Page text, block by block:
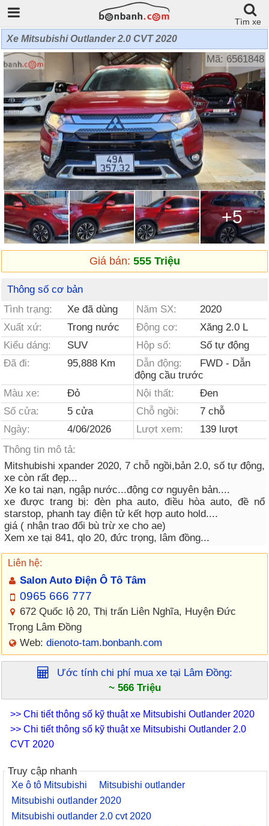
Tìm xe
Xe Mitsubishi Outlander 2.0 CVT 2020
Mã: 6561848
+5
Giá bán: 555 Triệu
Thông số cơ bản
Tình trạng:
Xe đã dùng Năm SX:
2020
Xuất xứ:
Trong nước Động cơ:
Xăng 2.0 L
Kiểu dáng:
SUV Hộp số:
Số tự động
Đã đi:
95,888 Km Dẫn động:
FWD - Dẫn
động cầu trước
Màu xe:
Đỏ Nội thất:
Đen
Số cửa:
5 cửa Chỗ ngồi:
7 chỗ
Ngày:
4/06/2026 Lượt xem:
139 lượt
Thông tin mô tả:
Mitshubishi xpander 2020, 7 chỗ ngồi,bản 2.0, số tự động,
xe còn rất đẹp...
Xe ko tai nạn, ngập nước...động cơ nguyên bản....
xe được trang bị: đèn pha auto, điều hòa auto, đề nổ
starstop, phanh tay điện tử kết hợp auto hold....
giá ( nhận trao đổi bù trừ xe cho ae)
Xem xe tại 841, qlo 20, đức trọng, lâm đồng...
Liên hệ:
Salon Auto Điện Ô Tô Tâm
0965 666 777
672 Quốc lộ 20, Thị trấn Liên Nghĩa, Huyện Đức
Trọng Lâm Đồng
Web: dienoto-tam.bonbanh.com
Ước tính chi phí mua xe tại Lâm Đồng:
~ 566 Triệu
>> Chi tiết thông số kỹ thuật xe Mitsubishi Outlander 2020
>> Chi tiết thông số kỹ thuật xe Mitsubishi Outlander 2.0
CVT 2020
Truy cập nhanh
Xe ô tô Mitsubishi
Mitsubishi outlander
Mitsubishi outlander 2020
Mitsubishi outlander 2.0 cvt 2020